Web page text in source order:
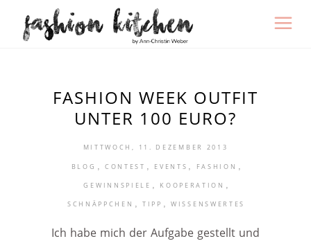
FASHION WEEK OUTFIT
UNTER 100 EURO?
MITTWOCH, 11. DEZEMBER 2013
BLOG , CONTEST , EVENTS , FASHION ,
GEWINNSPIELE , KOOPERATION ,
SCHNÄPPCHEN , TIPP , WISSENSWERTES
Ich habe mich der Aufgabe gestellt und